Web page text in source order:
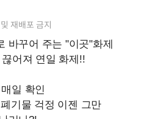
재배포 금지